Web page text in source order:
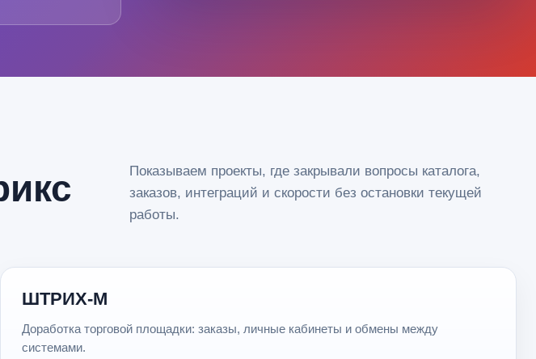
Показываем проекты, где закрывали вопросы каталога,
заказов, интеграций и скорости без остановки текущей
работы.
ШТРИХ-М
Доработка торговой площадки: заказы, личные кабинеты и обмены между
системами.